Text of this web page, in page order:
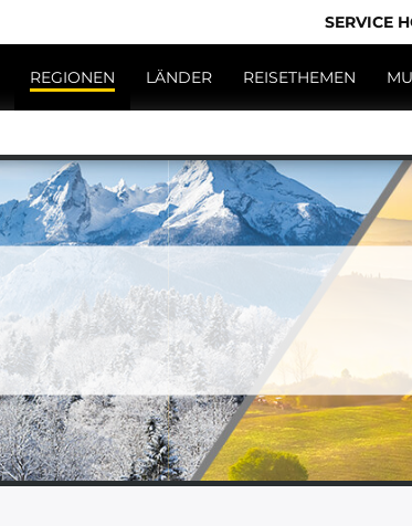
SERVICE
REGIONEN LÄNDER REISETHEMEN